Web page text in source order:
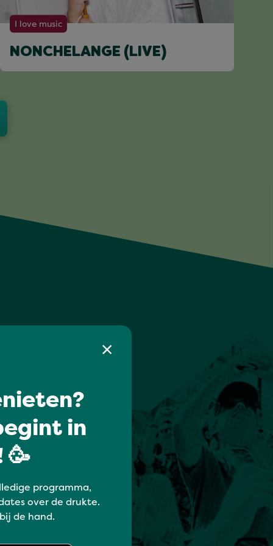
I love music
NONCHELANGE (LIVE)
in
🥳
programma,
over de drukte.
de hand.